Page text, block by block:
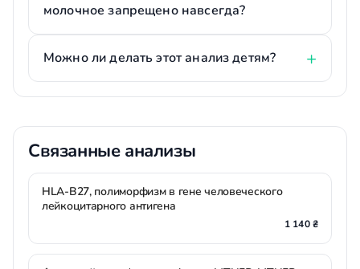
молочное запрещено навсегда?
Можно ли делать этот анализ детям?
Связанные анализы
HLA-B27, полиморфизм в гене человеческого
лейкоцитарного антигена
1 140 ₴